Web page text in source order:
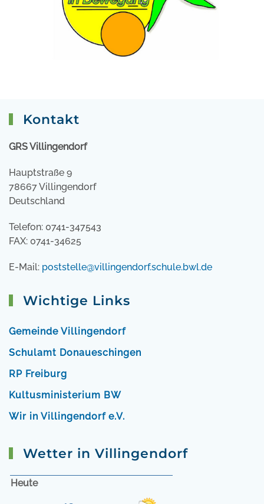
Kontakt
GRS Villingendorf
Hauptstraße 9
78667 Villingendorf
Deutschland
Telefon: 0741-347543
FAX: 0741-34625
E-Mail: poststelle@villingendorf.schule.bwl.de
Wichtige Links
Gemeinde Villingendorf
Schulamt Donaueschingen
RP Freiburg
Kultusministerium BW
Wir in Villingendorf e.V.
Wetter in Villingendorf
Heute